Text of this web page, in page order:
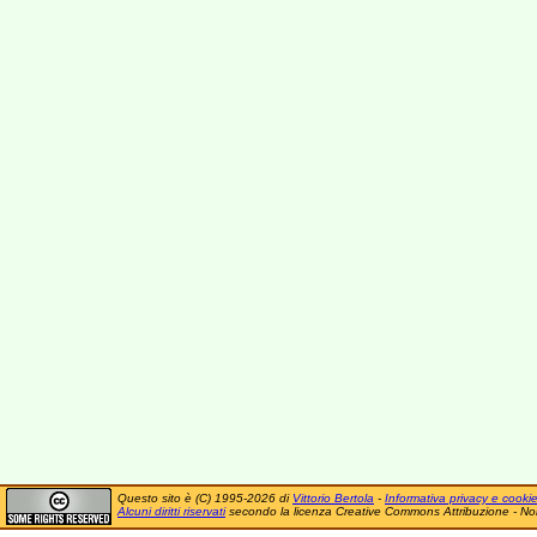
Questo sito è (C) 1995-2026 di Vittorio Bertola - Informativa privacy e cookie
Alcuni diritti riservatisecondo la licenza Creative Commons Attribuzione -